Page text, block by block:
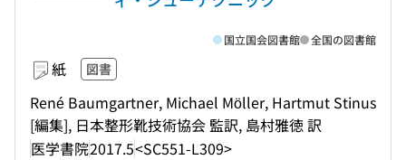
紙 図書
René Baumgartner, Michael Möller, Hartmut Stinus
[編集], 日本整形靴技術協会 監訳, 島村雅徳 訳
医学書院2017.5<SC551-L309>
国立国会図書館 全国の図書館